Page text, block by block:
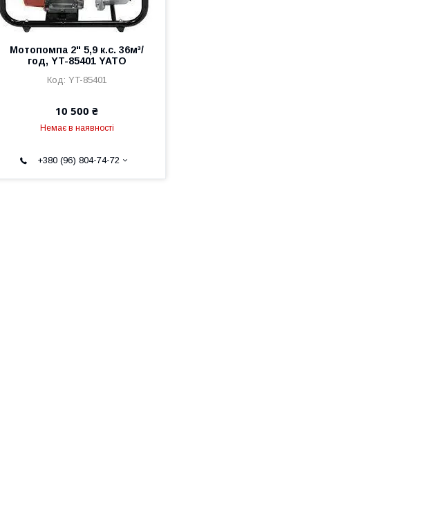
Мотопомпа 2" 5,9 к.с. 36м³/
год, YT-85401 YATO
YT-85401
10 500 ₴
Немає в наявності
+380 (96) 804-74-72